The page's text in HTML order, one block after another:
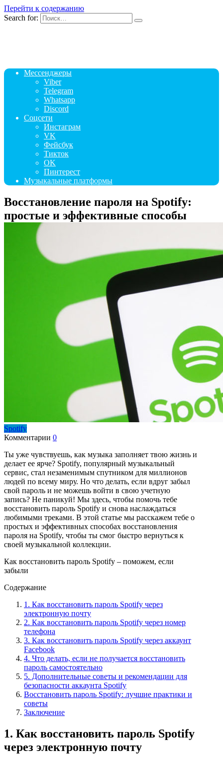
Перейти к содержанию
Search for:
Мессенджеры
Viber
Telegram
Whatsapp
Discord
Соцсети
Инстаграм
VK
Фейсбук
Тикток
OK
Пинтерест
Музыкальные платформы
Восстановление пароля на Spotify:
простые и эффективные способы
Spotify
Комментарии 0
Ты уже чувствуешь, как музыка заполняет твою жизнь и
делает ее ярче? Spotify, популярный музыкальный
сервис, стал незаменимым спутником для миллионов
людей по всему миру. Но что делать, если вдруг забыл
свой пароль и не можешь войти в свою учетную
запись? Не паникуй! Мы здесь, чтобы помочь тебе
восстановить пароль Spotify и снова наслаждаться
любимыми треками. В этой статье мы расскажем тебе о
простых и эффективных способах восстановления
пароля на Spotify, чтобы ты смог быстро вернуться к
своей музыкальной коллекции.
Как восстановить пароль Spotify – поможем, если
забыли
Содержание
1. Как восстановить пароль Spotify через
электронную почту
2. Как восстановить пароль Spotify через номер
телефона
3. Как восстановить пароль Spotify через аккаунт
Facebook
4. Что делать, если не получается восстановить
пароль самостоятельно
5. Дополнительные советы и рекомендации для
безопасности аккаунта Spotify
Восстановить пароль Spotify: лучшие практики и
советы
Заключение
1. Как восстановить пароль Spotify
через электронную почту